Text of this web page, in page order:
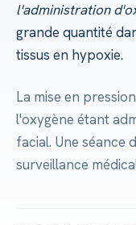
l'administration
grande quantité
tissus en hypoxie.
La mise en
l'oxygène étant
facial. Une séance
surveillance